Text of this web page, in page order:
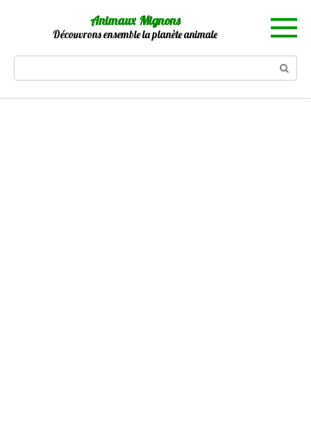
Animaux Mignons
Découvrons ensemble la planète animale